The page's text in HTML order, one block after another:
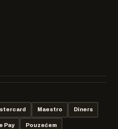
Maestro Diners
Pay Pouzećem